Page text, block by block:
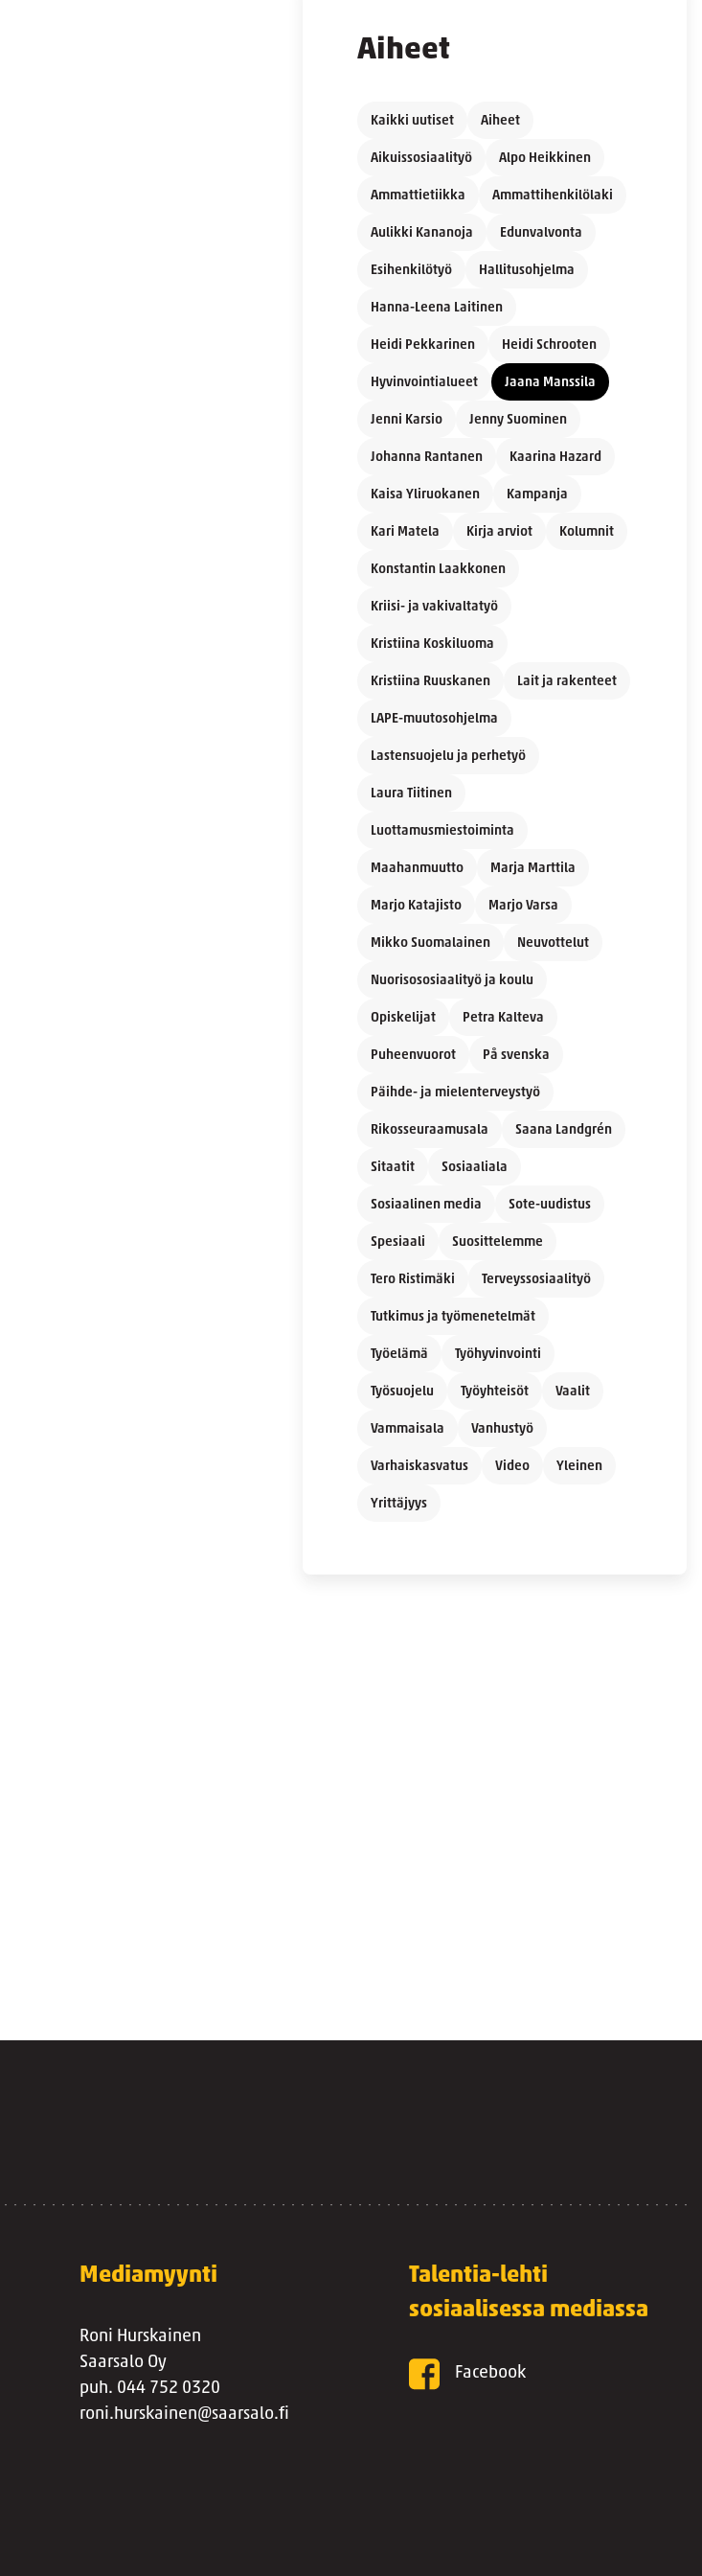
Aiheet
Kaikki uutiset Aiheet
Aikuissosiaalityö Alpo Heikkinen
Ammattietiikka Ammattihenkilölaki
Aulikki Kananoja Edunvalvonta
Esihenkilötyö Hallitusohjelma
Hanna-Leena Laitinen
Heidi Pekkarinen Heidi Schrooten
Hyvinvointialueet Jaana Manssila
Jenni Karsio Jenny Suominen
Johanna Rantanen Kaarina Hazard
Kaisa Yliruokanen Kampanja
Kari Matela Kirja arviot Kolumnit
Konstantin Laakkonen
Kriisi- ja vakivaltatyö
Kristiina Koskiluoma
Kristiina Ruuskanen Lait ja rakenteet
LAPE-muutosohjelma
Lastensuojelu ja perhetyö
Laura Tiitinen
Luottamusmiestoiminta
Maahanmuutto Marja Marttila
Marjo Katajisto Marjo Varsa
Mikko Suomalainen Neuvottelut
Nuorisososiaalityö ja koulu
Opiskelijat Petra Kalteva
Puheenvuorot På svenska
Päihde- ja mielenterveystyö
Rikosseuraamusala Saana Landgrén
Sitaatit Sosiaaliala
Sosiaalinen media Sote-uudistus
Spesiaali Suosittelemme
Tero Ristimäki Terveyssosiaalityö
Tutkimus ja työmenetelmät
Työelämä Työhyvinvointi
Työsuojelu Työyhteisöt Vaalit
Vammaisala Vanhustyö
Varhaiskasvatus Video Yleinen
Yrittäjyys
Mediamyynti
Roni Hurskainen
Saarsalo Oy
puh. 044 752 0320
roni.hurskainen@saarsalo.fi
Talentia-lehti
sosiaalisessa mediassa
Facebook